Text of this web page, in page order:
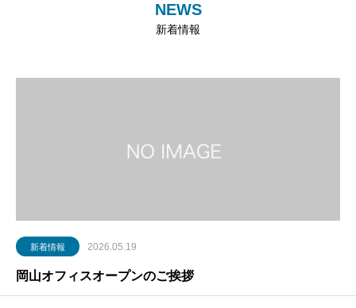
NEWS
新着情報
新着情報 2026.05.19
岡山オフィスオープンのご挨拶